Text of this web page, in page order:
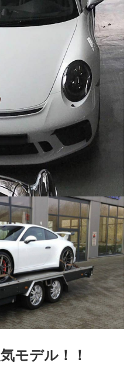
モデル！！